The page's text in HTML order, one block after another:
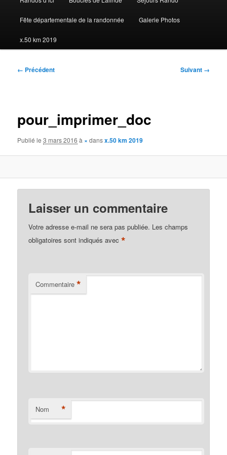
Fête départementale de la randonnée Galerie Photos
x.50 km 2019
Navigation
← Précédent Suivant →
pour_imprimer_doc
Publié le3 mars 2016 à ×dansx.50 km 2019
Laisser un commentaire
Votre adresse e-mail ne sera pas publiée. Les champs
obligatoires sont indiqués avec*
Commentaire *
Nom *